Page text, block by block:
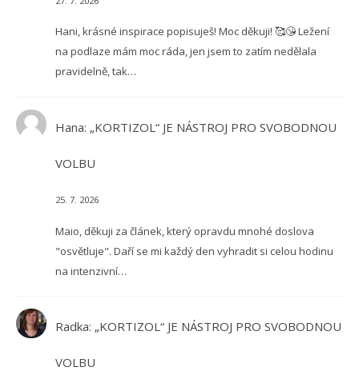
Hani, krásné inspirace popisuješ! Moc děkuji! 🥰😘 Ležení
na podlaze mám moc ráda, jen jsem to zatím nedělala
pravidelně, tak…
Hana: „KORTIZOL“ JE NÁSTROJ PRO SVOBODNOU
VOLBU
25. 7. 2026
Maio, děkuji za článek, který opravdu mnohé doslova
"osvětluje". Daří se mi každý den vyhradit si celou hodinu
na intenzivní…
Radka: „KORTIZOL“ JE NÁSTROJ PRO SVOBODNOU
VOLBU